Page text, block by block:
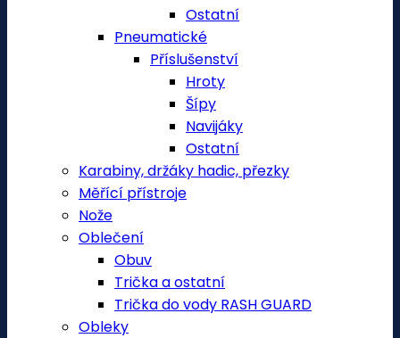
Ostatní
Pneumatické
Příslušenství
Hroty
Šípy
Navijáky
Ostatní
Karabiny, držáky hadic, přezky
Měřící přístroje
Nože
Oblečení
Obuv
Trička a ostatní
Trička do vody RASH GUARD
Obleky